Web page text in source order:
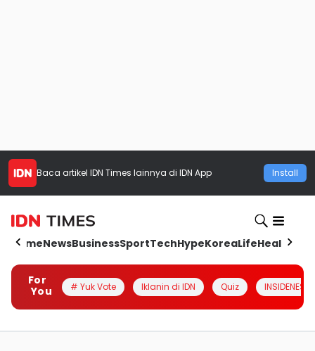
Baca artikel IDN Times lainnya di IDN App Install
HomeNewsBusinessSportTechHypeKoreaLifeHealth
For
You
# Yuk Vote Iklanin di IDN Quiz INSIDENESIA